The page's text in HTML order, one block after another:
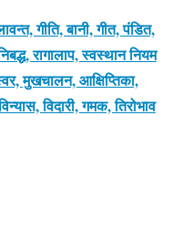
गीति, बानी, गीत, पंडित,
रागालाप, स्वस्थान नियम
मुखचालन, आक्षिप्तिका,
विदारी, गमक, तिरोभाव